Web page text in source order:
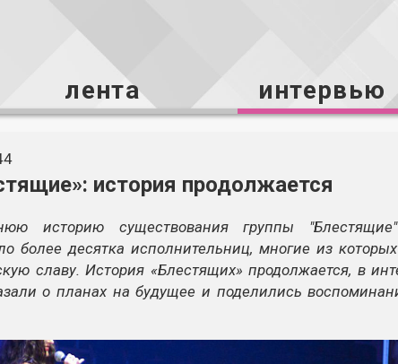
лента интервью
история продолжается
историю существования группы
более десятка исполнительниц, многие из
славу. История «Блестящих» продолжается, в
о планах на будущее и поделились